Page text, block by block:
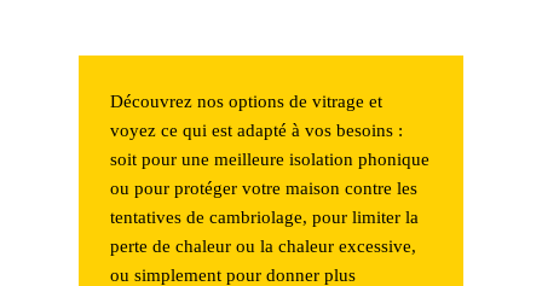
Découvrez nos options de vitrage et
voyez ce qui est adapté à vos besoins :
soit pour une meilleure isolation phonique
ou pour protéger votre maison contre les
tentatives de cambriolage, pour limiter la
perte de chaleur ou la chaleur excessive,
ou simplement pour donner plus